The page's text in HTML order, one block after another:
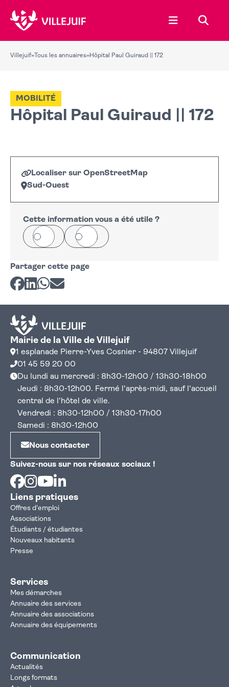
Ouvrir le
Villejuif» Tous les annuaires»Hôpital Paul Guiraud || 172
Hôpital Paul Guiraud || 172
MOBILITÉ
Localiser sur OpenStreetMap
Sud-Ouest
+
−
Cette information vous a été utile ?
Oui Non
Partager cette page
Partager sur Facebook
Partager sur LinkedIn
Partager sur Whatsapp
Partager par courriel
Mairie de la Ville de Villejuif
1 esplanade Pierre-Yves Cosnier - 94807 Villejuif
01 45 59 20 00
Du lundi au mercredi : 8h30-12h00 / 13h30-18h00
Jeudi : 8h30-12h00. Fermé l'après-midi, sauf l'accueil
central de l'hôtel de ville.
Vendredi : 8h30-12h00 / 13h30-17h00
Samedi : 8h30-12h00
Nous contacter
Suivez-nous sur nos réseaux sociaux !
Facebook
Instagram
Youtube
Liens pratiques
Offres d'emploi
Associations
Étudiants / étudiantes
Nouveaux habitants
Presse
Services
Mes démarches
Annuaire des services
Annuaire des associations
Annuaire des équipements
Communication
Actualités
Longs formats